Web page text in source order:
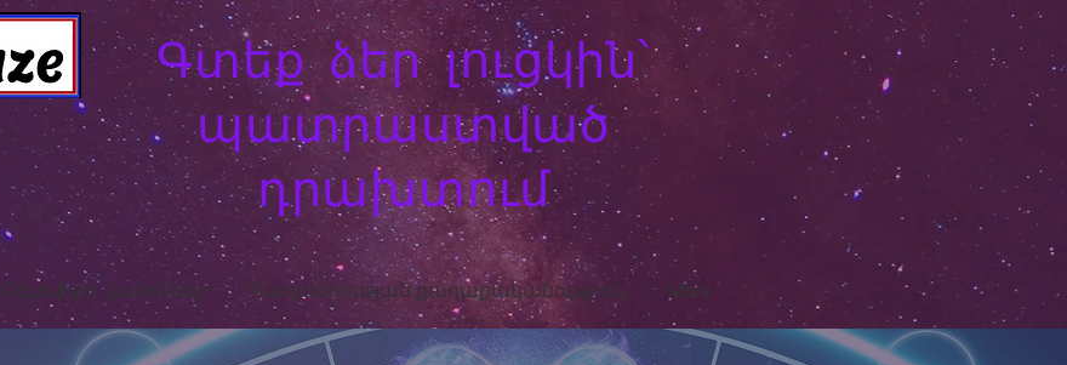
Գտեք ձեր լուցկին՝
պատրաստված
դրախտում
Օգտվելու կանոններ Գաղտնիության քաղաքականություն More